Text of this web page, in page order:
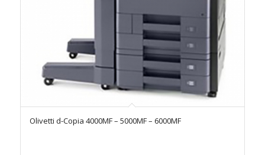
Olivetti d-Copia 4000MF – 5000MF – 6000MF